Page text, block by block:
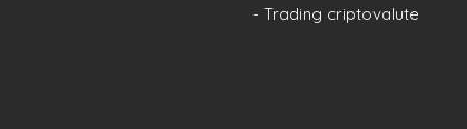
- Trading criptovalute